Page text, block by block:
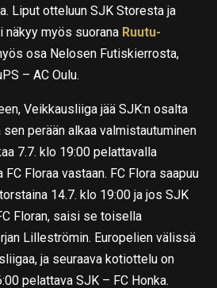
Liput otteluun SJK Storesta ja
näkyy myös suorana Ruutu-
osa Nelosen Futiskierrosta,
– AC Oulu.
Veikkausliiga jää SJK:n osalta
perään alkaa valmistautuminen
7.7. klo 19:00 pelattavalla
Floraa vastaan. FC Flora saapuu
14.7. klo 19:00 ja jos SJK
Floran, saisi se toisella
Lilleströmin. Europelien välissä
ja seuraava kotiottelu on
pelattava SJK – FC Honka.